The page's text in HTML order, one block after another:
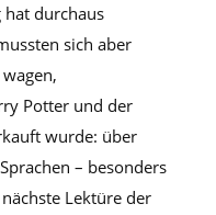
hat durchaus
sich aber
Potter und der
wurde: über
– besonders
Lektüre der